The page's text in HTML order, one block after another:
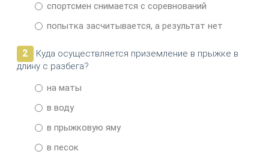
спортсмен снимается с соревнований
попытка засчитывается, а результат нет
2
Куда осуществляется приземление в прыжке в
длину с разбега?
на маты
в воду
в прыжковую яму
в песок